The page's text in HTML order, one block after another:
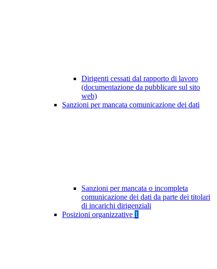
Dirigenti cessati dal rapporto di lavoro
(documentazione da pubblicare sul sito
web)
Sanzioni per mancata comunicazione dei dati
Sanzioni per mancata o incompleta
comunicazione dei dati da parte dei titolari
di incarichi dirigenziali
Posizioni organizzative 1